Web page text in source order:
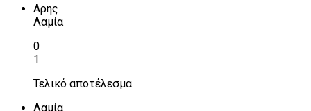
Αρης
Λαμία
0
1
Τελικό αποτέλεσμα
Λαμία